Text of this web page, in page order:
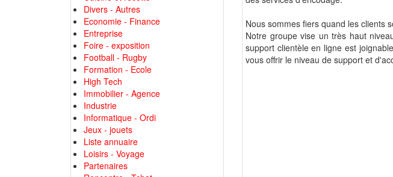
Divers - Autres
Economie - Finance
Entreprise
Foire - exposition
Football - Rugby
Formation - Ecole
High Tech
Immobilier - Agence
Industrie
Informatique - Ordi
Jeux - jouets
Liste annuaire
Loisirs - Voyage
Partenaires
Nous sommes fiers quand les clients
Notre groupe vise un très haut
support clientèle en ligne est
vous offrir le niveau de support et